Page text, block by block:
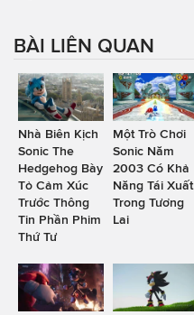
BÀI LIÊN QUAN
Nhà Biên Kịch
Sonic The
Hedgehog Bày
Tỏ Cảm Xúc
Trước Thông
Tin Phần Phim
Thứ Tư
Một Trò Chơi
Sonic Năm
2003 Có Khả
Năng Tái Xuất
Trong Tương
Lai